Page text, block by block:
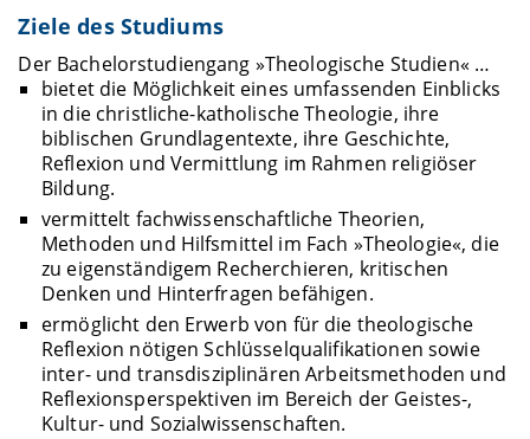
Ziele des Studiums
Der Bachelorstudiengang »Theologische Studien« …
bietet die Möglichkeit eines umfassenden Einblicks
in die christliche-katholische Theologie, ihre
biblischen Grundlagentexte, ihre Geschichte,
Reflexion und Vermittlung im Rahmen religiöser
Bildung.
vermittelt fachwissenschaftliche Theorien,
Methoden und Hilfsmittel im Fach »Theologie«, die
zu eigenständigem Recherchieren, kritischen
Denken und Hinterfragen befähigen.
ermöglicht den Erwerb von für die theologische
Reflexion nötigen Schlüsselqualifikationen sowie
inter- und transdisziplinären Arbeitsmethoden und
Reflexionsperspektiven im Bereich der Geistes-,
Kultur- und Sozialwissenschaften.